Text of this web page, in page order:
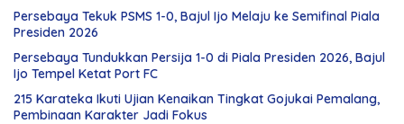
Persebaya Tekuk PSMS 1-0, Bajul Ijo Melaju ke Semifinal Piala
Presiden 2026
Persebaya Tundukkan Persija 1-0 di Piala Presiden 2026, Bajul
Ijo Tempel Ketat Port FC
215 Karateka Ikuti Ujian Kenaikan Tingkat Gojukai Pemalang,
Pembinaan Karakter Jadi Fokus